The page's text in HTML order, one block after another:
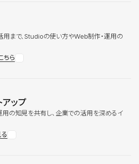
まで、Studioの使い方やWeb制作・運用の
ちら
アップ
の知見を共有し、企業での活用を深めるイ